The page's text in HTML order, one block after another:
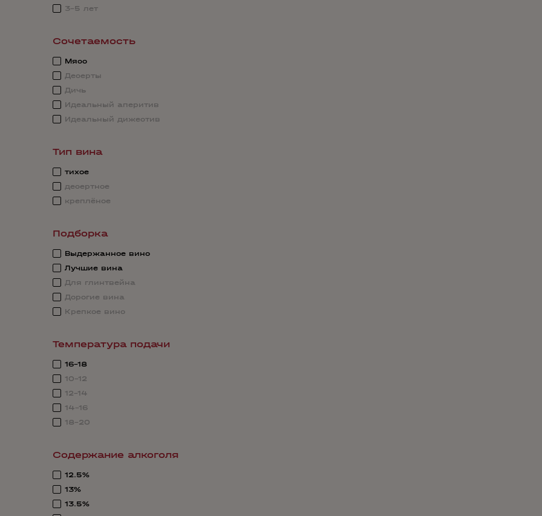
3-5 лет
Сочетаемость
Мясо
Десерты
Дичь
Идеальный аперитив
Идеальный дижестив
Тип вина
тихое
десертное
креплёное
Подборка
Выдержанное вино
Лучшие вина
Для глинтвейна
Дорогие вина
Крепкое вино
Температура подачи
16-18
10-12
12-14
14-16
18-20
Содержание алкоголя
12.5%
13%
13.5%